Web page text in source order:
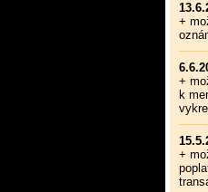
+
+
k
+